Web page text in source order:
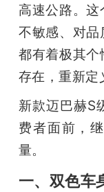
动
中
高速公路。
不敏感、对
都有着极其
存在，重新定
新款迈巴赫S
费者面前，
量。
一、双色车